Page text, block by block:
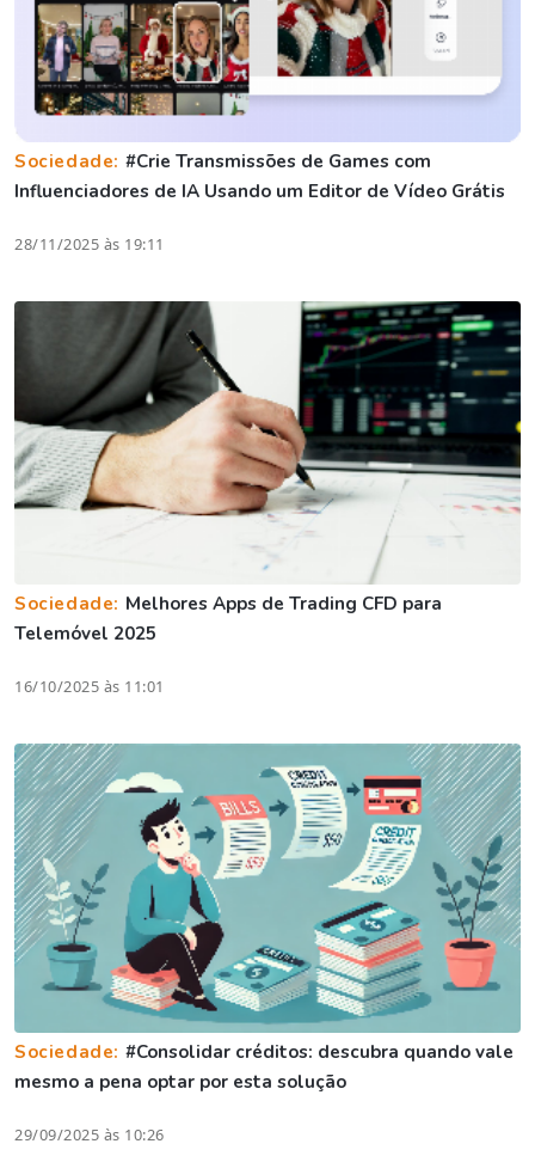
Sociedade: #Crie Transmissões de Games com
Influenciadores de IA Usando um Editor de Vídeo Grátis
28/11/2025 às 19:11
Sociedade: Melhores Apps de Trading CFD para
Telemóvel 2025
16/10/2025 às 11:01
Sociedade: #Consolidar créditos: descubra quando vale
mesmo a pena optar por esta solução
29/09/2025 às 10:26